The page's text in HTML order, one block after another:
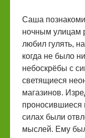
Саша
ночным улицам
любил гулять,
когда не было
небоскрёбы с
светящиеся
магазинов.
силах были
мыслей. Ему